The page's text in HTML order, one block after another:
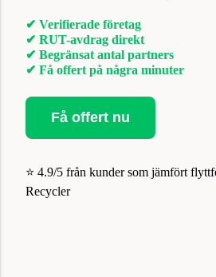
✔ Verifierade företag
✔ RUT-avdrag direkt
✔ Begränsat antal partners
✔ Få offert på några minuter
Få offert nu
⭐ 4.9/5 från kunder som jämfört
Recycler